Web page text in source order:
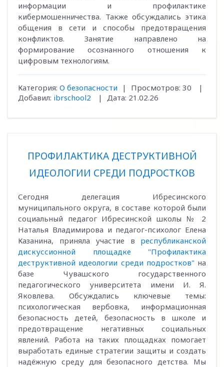
информации и профилактике
кибермошенничества. Также обсуждались этика
общения в сети и способы предотвращения
конфликтов. Занятие направлено на
формирование осознанного отношения к
цифровым технологиям.
Категория: О безопасности | Просмотров: 30
|
Добавил: ibrschool2 | Дата: 21.02.26
ПРОФИЛАКТИКА ДЕСТРУКТИВНОЙ
ИДЕОЛОГИИ СРЕДИ ПОДРОСТКОВ
Сегодня делегация Ибресинского
муниципального округа, в составе которой были
социальный педагог Ибресинской школы № 2
Наталья Владимирова и педагог-психолог Елена
Казанина, приняла участие в республиканской
дискуссионной площадке "Профилактика
деструктивной идеологии среди подростков" на
базе Чувашского государственного
педагогического университета имени И. Я.
Яковлева. Обсуждались ключевые темы:
психологическая вербовка, информационная
безопасность детей, безопасность в школе и
предотвращение негативных социальных
явлений. Работа на таких площадках помогает
выработать единые стратегии защиты и создать
надёжную среду для безопасного детства. Мы